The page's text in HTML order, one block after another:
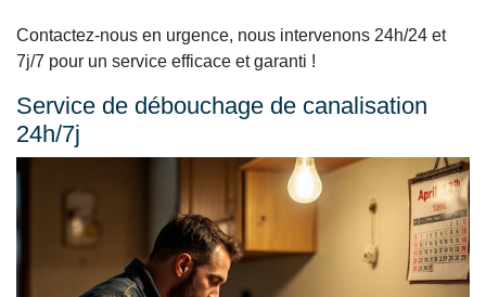
Contactez-nous en urgence, nous intervenons 24h/24 et
7j/7 pour un service efficace et garanti !
Service de débouchage de canalisation
24h/7j